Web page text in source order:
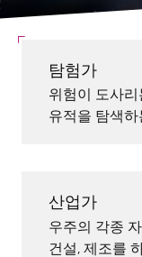
탐험가
위험이 도사
유적을 탐색하
산업가
우주의 각종
건설, 제조를